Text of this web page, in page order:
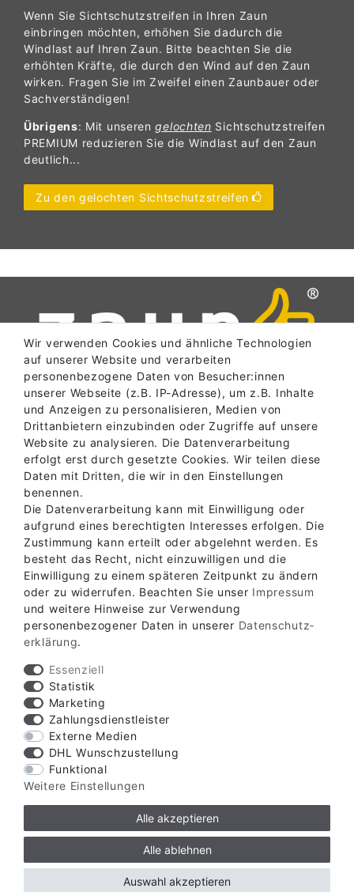
Wenn Sie Sichtschutzstreifen in Ihren Zaun
einbringen möchten, erhöhen Sie dadurch die
Windlast auf Ihren Zaun. Bitte beachten Sie die
erhöhten Kräfte, die durch den Wind auf den Zaun
wirken. Fragen Sie im Zweifel einen Zaunbauer oder
Sachverständigen!
Übrigens: Mit unserengelochten Sichtschutzstreifen
PREMIUM reduzieren Sie die Windlast auf den Zaun
deutlich...
Zu den gelochten Sichtschutzstreifen
SERVICE
INFORMATIONEN
ABHOLLAGER
KONTAKT
Wir verwenden Cookies und ähnliche Technologien
auf unserer Website und verarbeiten
personenbezogene Daten von Besucher:innen
unserer Webseite (z.B. IP-Adresse), um z.B. Inhalte
und Anzeigen zu personalisieren, Medien von
Drittanbietern einzubinden oder Zugriffe auf unsere
Website zu analysieren. Die Datenverarbeitung
erfolgt erst durch gesetzte Cookies. Wir teilen diese
Daten mit Dritten, die wir in den Einstellungen
benennen.
Die Datenverarbeitung kann mit Einwilligung oder
aufgrund eines berechtigten Interesses erfolgen. Die
Zustimmung kann erteilt oder abgelehnt werden. Es
besteht das Recht, nicht einzuwilligen und die
Einwilligung zu einem späteren Zeitpunkt zu ändern
oder zu widerrufen. Beachten Sie unser Impressum
und weitere Hinweise zur Verwendung
personenbezogener Daten in unserer Daten­schutz­
erklärung.
Essenziell
Statistik
Marketing
Zahlungsdienstleister
Externe Medien
DHL Wunschzustellung
Funktional
Weitere Einstellungen
Alle akzeptieren
Alle ablehnen
Auswahl akzeptieren